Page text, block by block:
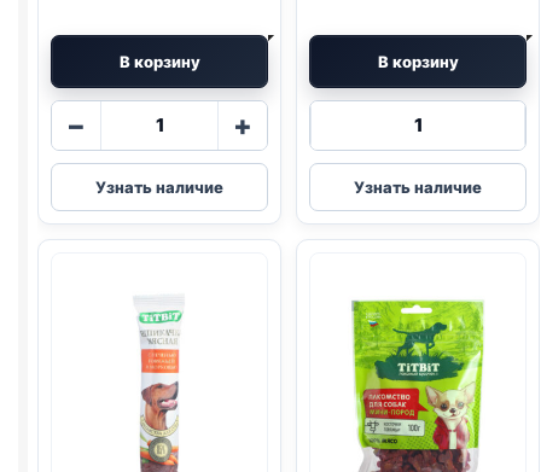
В корзину
−
Количество
TitBit
(ГОВЯДИНА,
КУРАГА)
+
Узнать наличие
В корзину
Количество
TitBit
косточки
(ГОВЯДИНА)
Узнать наличие